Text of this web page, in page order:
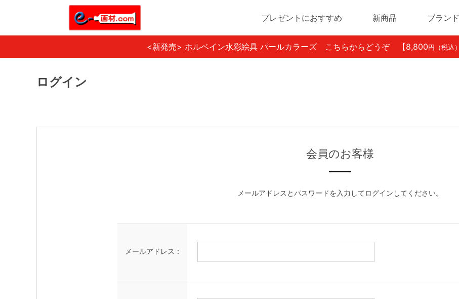
プレゼントにおすすめ 新商品 ブランド
<新発売> ホルベイン水彩絵具 パールカラーズ こちらからどうぞ 【8,800 円（税込）
ログイン
会員のお客様
メールアドレスとパスワードを入力してログインしてください。
メールアドレス：